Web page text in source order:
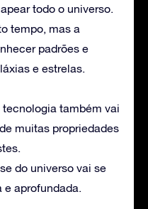
todo o universo.
tempo, mas a
padrões e
e estrelas.
também vai
muitas propriedades
do universo vai se
e aprofundada.